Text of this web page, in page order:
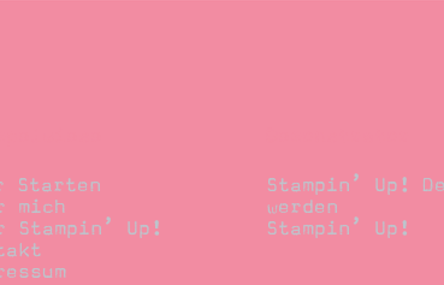
Starten
mich
Stampin’ Up!
Stampin’ Up!
werden
Stampin’ Up!